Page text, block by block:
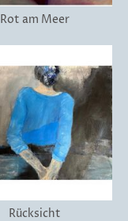
Rot am Meer
Rücksicht